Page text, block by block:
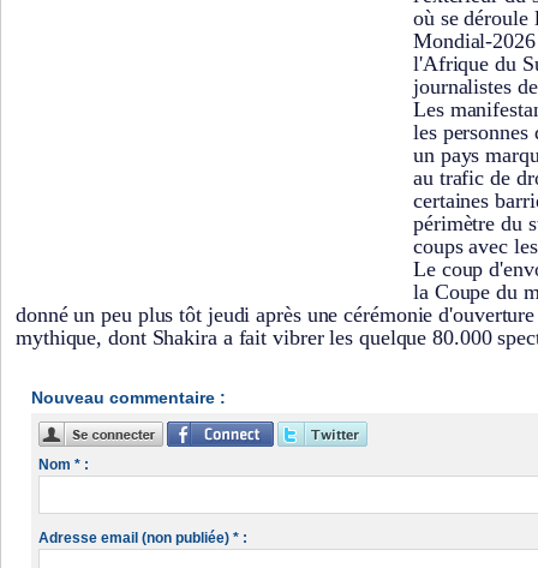
où se déroule
Mondial-
l'Afrique du
journalistes
Les
les personnes
un pays
au trafic de
certaines
périmètre du
coups avec
Le coup
la Coupe du
donné un peu plus tôt jeudi après une cérémonie
mythique, dont Shakira a fait vibrer les quelque 80.000
Nouveau commentaire :
Nom * :
Adresse email (non publiée) * :